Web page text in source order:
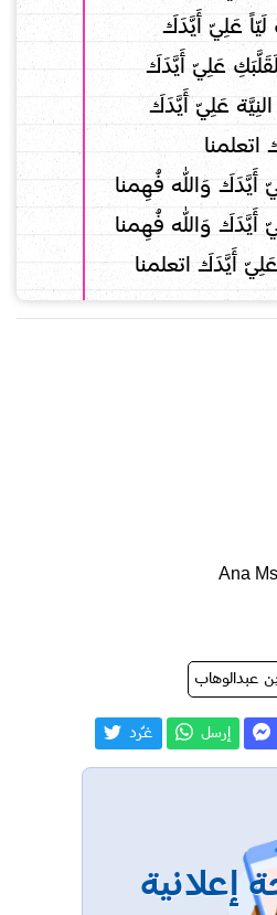
عَلِيّ أَيَّدَكَ
عَلِيّ أَيَّدَكَ
عَلِيّ أَيَّدَكَ
اتعلمنا
أَيَّدَكَ وَاللّٰه فُهِمنا
أَيَّدَكَ وَاللّٰه فُهِمنا
أَيَّدَكَ اتعلمنا
عبدالوهاب
إرسل غـّرد
إعلانية